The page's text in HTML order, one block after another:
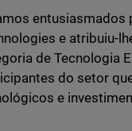
entusiasmados
e atribuiu-
de Tecnologia
do setor
e